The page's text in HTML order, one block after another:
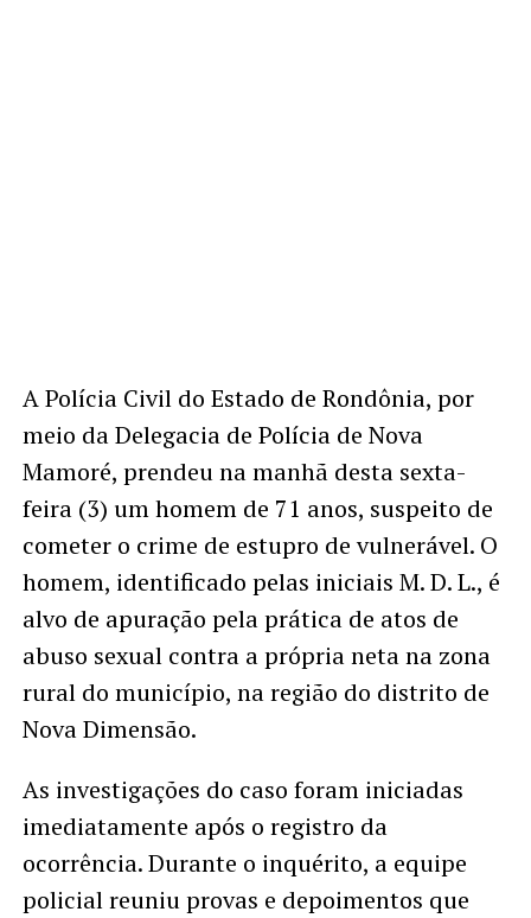
A Polícia Civil do Estado de Rondônia, por
meio da Delegacia de Polícia de Nova
Mamoré, prendeu na manhã desta sexta-
feira (3) um homem de 71 anos, suspeito de
cometer o crime de estupro de vulnerável. O
homem, identificado pelas iniciais M. D. L., é
alvo de apuração pela prática de atos de
abuso sexual contra a própria neta na zona
rural do município, na região do distrito de
Nova Dimensão.
As investigações do caso foram iniciadas
imediatamente após o registro da
ocorrência. Durante o inquérito, a equipe
policial reuniu provas e depoimentos que